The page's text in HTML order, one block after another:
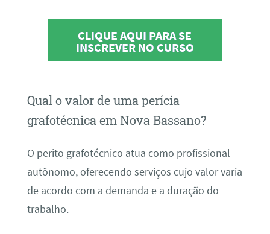
CLIQUE AQUI PARA SE
INSCREVER NO CURSO
Qual o valor de uma perícia
grafotécnica em Nova Bassano?
O perito grafotécnico atua como profissional
autônomo, oferecendo serviços cujo valor varia
de acordo com a demanda e a duração do
trabalho.